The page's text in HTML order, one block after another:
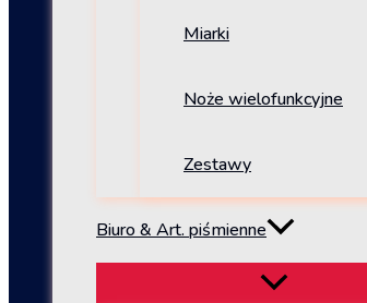
Miarki
Noże wielofunkcyjne
Zestawy
Biuro & Art. piśmienne